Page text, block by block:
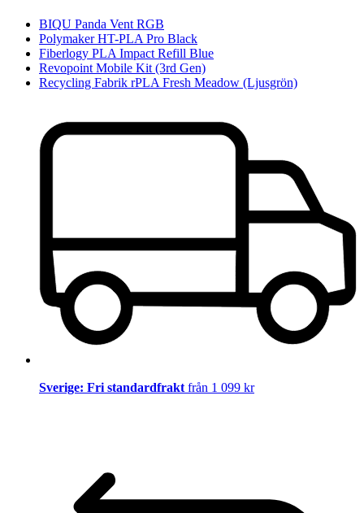
BIQU Panda Vent RGB
Polymaker HT-PLA Pro Black
Fiberlogy PLA Impact Refill Blue
Revopoint Mobile Kit (3rd Gen)
Recycling Fabrik rPLA Fresh Meadow (Ljusgrön)
Sverige: Fri standardfrakt från 1 099 kr